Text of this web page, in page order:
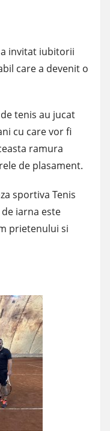
invitat iubitorii
care a devenit o
tenis au jucat
cu care vor fi
ramura
de plasament.
sportiva Tenis
iarna este
prietenului si